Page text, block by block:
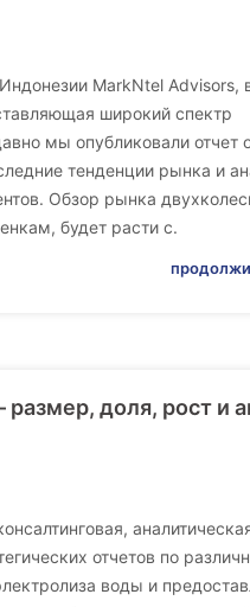
MarkNtel Advisors,
широкий спектр
мы опубликовали отчет
тенденции рынка и
Обзор рынка
будет расти с.
размер, доля, рост и
отчетов по
воды и